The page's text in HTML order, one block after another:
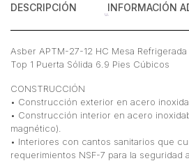
6
Pies
69
Cm
cantidad
DESCRIPCIÓN INFORMACIÓN
Asber APTM-27-12 HC Mesa
Top 1 Puerta Sólida 6.9 Pies Cúbicos
CONSTRUCCIÓN
• Construcción exterior en acero
• Construcción interior en acero
magnético).
• Interiores con cantos sanitarios que
requerimientos NSF-7 para la seguridad